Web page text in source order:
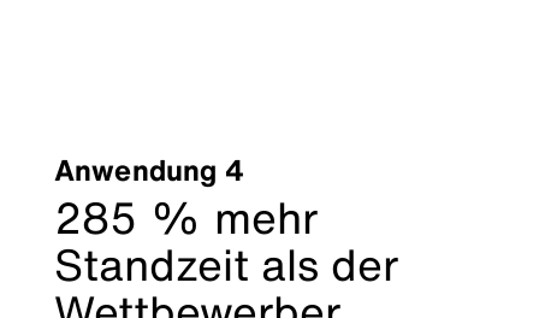
Anwendung 4
285 % mehr
Standzeit als der